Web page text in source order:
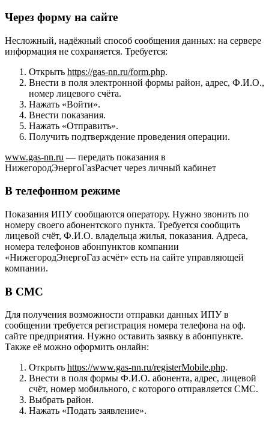
Через форму на сайте
Несложный, надёжный способ сообщения данных: на сервере
информация не сохраняется. Требуется:
Открыть https://gas-nn.ru/form.php.
Внести в поля электронной формы район, адрес, Ф.И.О.,
номер лицевого счёта.
Нажать «Войти».
Внести показания.
Нажать «Отправить».
Получить подтверждение проведения операции.
www.gas-nn.ru — передать показания в
НижегородЭнергоГазРасчет через личный кабинет
В телефонном режиме
Показания ИПУ сообщаются оператору. Нужно звонить по
номеру своего абонентского пункта. Требуется сообщить
лицевой счёт, Ф.И.О. владельца жилья, показания. Адреса,
номера телефонов абонпунктов компании
«НижегородЭнергоГаз асчёт» есть на сайте управляющей
компании.
В СМС
Для получения возможности отправки данных ИПУ в
сообщении требуется регистрация номера телефона на оф.
сайте предприятия. Нужно оставить заявку в абонпункте.
Также её можно оформить онлайн:
Открыть https://www.gas-nn.ru/registerMobile.php.
Внести в поля формы Ф.И.О. абонента, адрес, лицевой
счёт, номер мобильного, с которого отправляется СМС.
Выбрать район.
Нажать «Подать заявление».